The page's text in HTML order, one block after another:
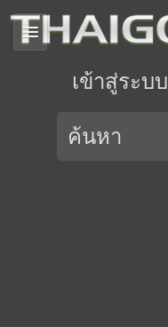
เข้าสู่ระบบ